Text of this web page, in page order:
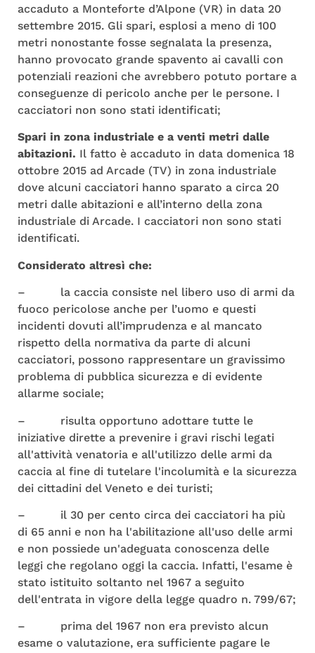
accaduto a Monteforte d’Alpone (VR) in data 20
settembre 2015. Gli spari, esplosi a meno di 100
metri nonostante fosse segnalata la presenza,
hanno provocato grande spavento ai cavalli con
potenziali reazioni che avrebbero potuto portare a
conseguenze di pericolo anche per le persone. I
cacciatori non sono stati identificati;
Spari in zona industriale e a venti metri dalle
abitazioni. Il fatto è accaduto in data domenica 18
ottobre 2015 ad Arcade (TV) in zona industriale
dove alcuni cacciatori hanno sparato a circa 20
metri dalle abitazioni e all’interno della zona
industriale di Arcade. I cacciatori non sono stati
identificati.
Considerato altresì che:
– la caccia consiste nel libero uso di armi da
fuoco pericolose anche per l’uomo e questi
incidenti dovuti all’imprudenza e al mancato
rispetto della normativa da parte di alcuni
cacciatori, possono rappresentare un gravissimo
problema di pubblica sicurezza e di evidente
allarme sociale;
– risulta opportuno adottare tutte le
iniziative dirette a prevenire i gravi rischi legati
all'attività venatoria e all'utilizzo delle armi da
caccia al fine di tutelare l'incolumità e la sicurezza
dei cittadini del Veneto e dei turisti;
– il 30 per cento circa dei cacciatori ha più
di 65 anni e non ha l'abilitazione all'uso delle armi
e non possiede un'adeguata conoscenza delle
leggi che regolano oggi la caccia. Infatti, l'esame è
stato istituito soltanto nel 1967 a seguito
dell'entrata in vigore della legge quadro n. 799/67;
– prima del 1967 non era previsto alcun
esame o valutazione, era sufficiente pagare le